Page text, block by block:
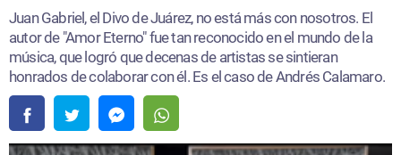
Juan Gabriel, el Divo de Juárez, no está más con nosotros. El
autor de "Amor Eterno" fue tan reconocido en el mundo de la
música, que logró que decenas de artistas se sintieran
honrados de colaborar con él. Es el caso de Andrés Calamaro.